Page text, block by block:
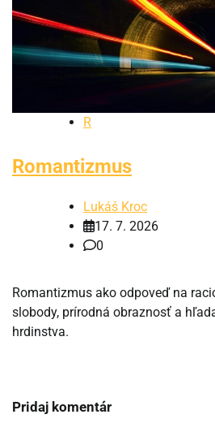
R
Romantizmus
Lukáš Kroc
17. 7. 2026
0
Romantizmus ako odpoveď na
slobody, prírodná obraznosť a
hrdinstva.
Pridaj komentár